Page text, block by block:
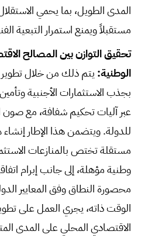
المدى الطويل، بما يحمي
مستقبلاً ويمنع استمرار التبعية
تحقيق التوازن بين المصالح
الوطنية: يتم ذلك من خلال
بجذب الاستثمارات الأجنبية
عبر آليات تحكيم شفافة، مع صون
للدولة. ويتضمن هذا الإطار
مستقلة تختص بالمنازعات
وطنية مؤهلة، إلى جانب إبرام
محصورة النطاق وفق المعايير
الوقت ذاته، يجري العمل على
الاقتصادي المحلي على المدى